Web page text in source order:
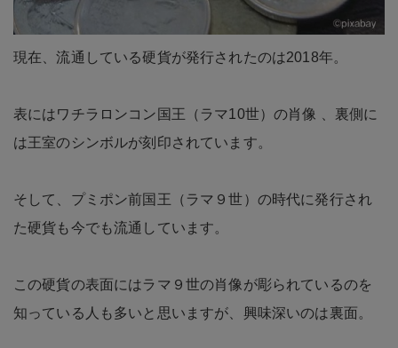
現在、流通している硬貨が発行されたのは2018年。
表にはワチラロンコン国王（ラマ10世）の肖像 、裏側に
は王室のシンボルが刻印されています。
そして、プミポン前国王（ラマ９世）の時代に発行され
た硬貨も今でも流通しています。
この硬貨の表面にはラマ９世の肖像が彫られているのを
知っている人も多いと思いますが、興味深いのは裏面。